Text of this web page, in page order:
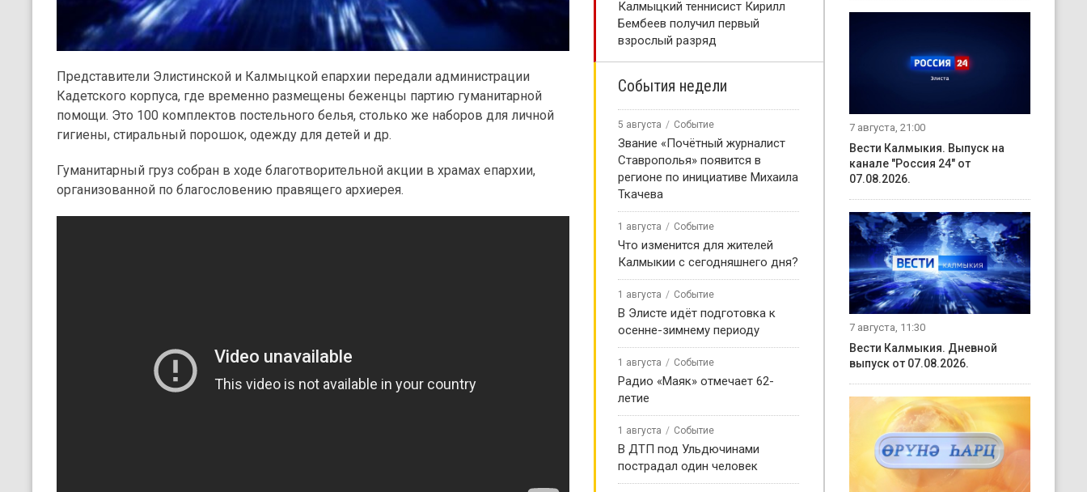
Представители Элистинской и Калмыцкой епархии передали администрации
Кадетского корпуса, где временно размещены беженцы партию гуманитарной
помощи. Это 100 комплектов постельного белья, столько же наборов для личной
гигиены, стиральный порошок, одежду для детей и др.
Гуманитарный груз собран в ходе благотворительной акции в храмах епархии,
организованной по благословению правящего архиерея.
Калмыцкий теннисист Кирилл
Бембеев получил первый
взрослый разряд
События недели
5 августа Событие
Звание «Почётный журналист
Ставрополья» появится в
регионе по инициативе Михаила
Ткачева
1 августа Событие
Что изменится для жителей
Калмыкии с сегодняшнего дня?
1 августа Событие
В Элисте идёт подготовка к
осенне-зимнему периоду
1 августа Событие
Радио «Маяк» отмечает 62-
летие
1 августа Событие
В ДТП под Ульдючинами
пострадал один человек
7 августа, 21:00
Вести Калмыкия. Выпуск на
канале "Россия 24" от
07.08.2026.
7 августа, 11:30
Вести Калмыкия. Дневной
выпуск от 07.08.2026.